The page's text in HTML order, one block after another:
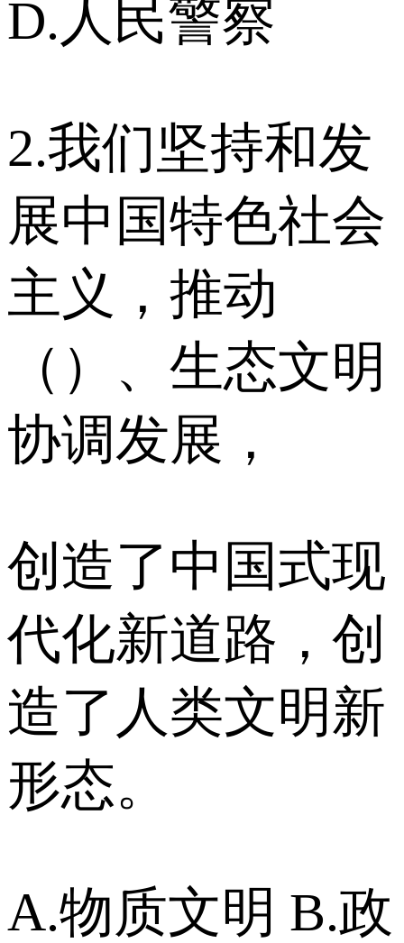
D.人民警察
2.我们坚持和发
展中国特色社会
主义，推动
（）、生态文明
协调发展，
创造了中国式现
代化新道路，创
造了人类文明新
形态。
A.物质文明 B.政